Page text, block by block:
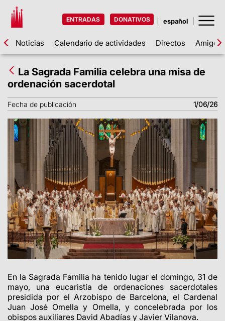
ENTRADAS DONATIVOS
Noticias Calendario de actividades Directos Amigos
La Sagrada Familia celebra una misa de
ordenación sacerdotal
Fecha de publicación 1/06/26
En la Sagrada Familia ha tenido lugar el domingo, 31 de
mayo, una eucaristía de ordenaciones sacerdotales
presidida por el Arzobispo de Barcelona, el Cardenal
Juan José Omella y Omella, y concelebrada por los
obispos auxiliares David Abadías y Javier Vilanova.